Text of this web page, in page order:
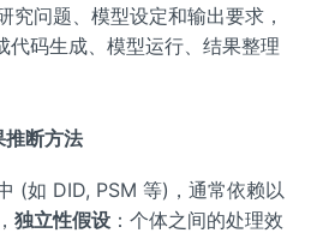
究问题、模型设定和输出要求，
码生成、模型运行、结果整理
断方法
(如 DID, PSM 等)，通常依赖以
独立性假设 ：个体之间的处理效